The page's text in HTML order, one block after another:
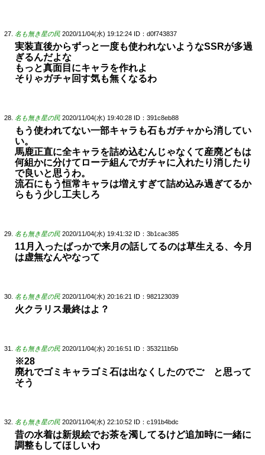
名も無き星の民 2020/11/04(水) 19:12:24 ID：d0f743837
実装直後からずっと一度も使われないようなSSRが多過
ぎるんだよな
もっと真面目にキャラを作れよ
そりゃガチャ回す気も無くなるわ
名も無き星の民 2020/11/04(水) 19:40:28 ID：391c8eb88
もう使われてない一部キャラも石もガチャから消してい
い。
馬鹿正直に全キャラを詰め込むんじゃなくて産廃どもは
何組かに分けてローテ組んでガチャに入れたり消したり
で良いと思うわ。
流石にもう恒常キャラは増えすぎて詰め込み過ぎてるか
らもう少し工夫しろ
名も無き星の民 2020/11/04(水) 19:41:32 ID：3b1cac385
11月入ったばっかで来月の話してるのは草生える、今月
は虚無なんやなって
名も無き星の民 2020/11/04(水) 20:16:21 ID：982123039
火クラリス最終はよ？
名も無き星の民 2020/11/04(水) 20:16:51 ID：353211b5b
※28
廃れでゴミキャラゴミ石は出なくしたのでご と思って
そう
名も無き星の民 2020/11/04(水) 22:10:52 ID：c191b4bdc
昔の水着は新規絵でお茶を濁してるけど追加時に一緒に
調整もしてほしいわ